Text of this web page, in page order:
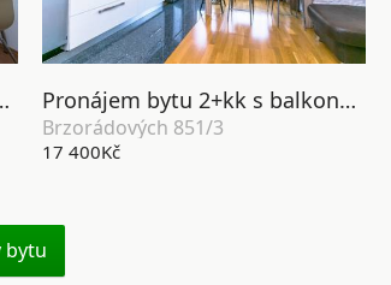
1486/6, Praha 5 - Stodůlky Pronájem bytu 2+kk s balkonem a garážovým stáním, OV, 54m2, ul. Brzorádových 851/3, Praha 5 - Jinonice
Brzorádových 851/3
17 400Kč
bytu